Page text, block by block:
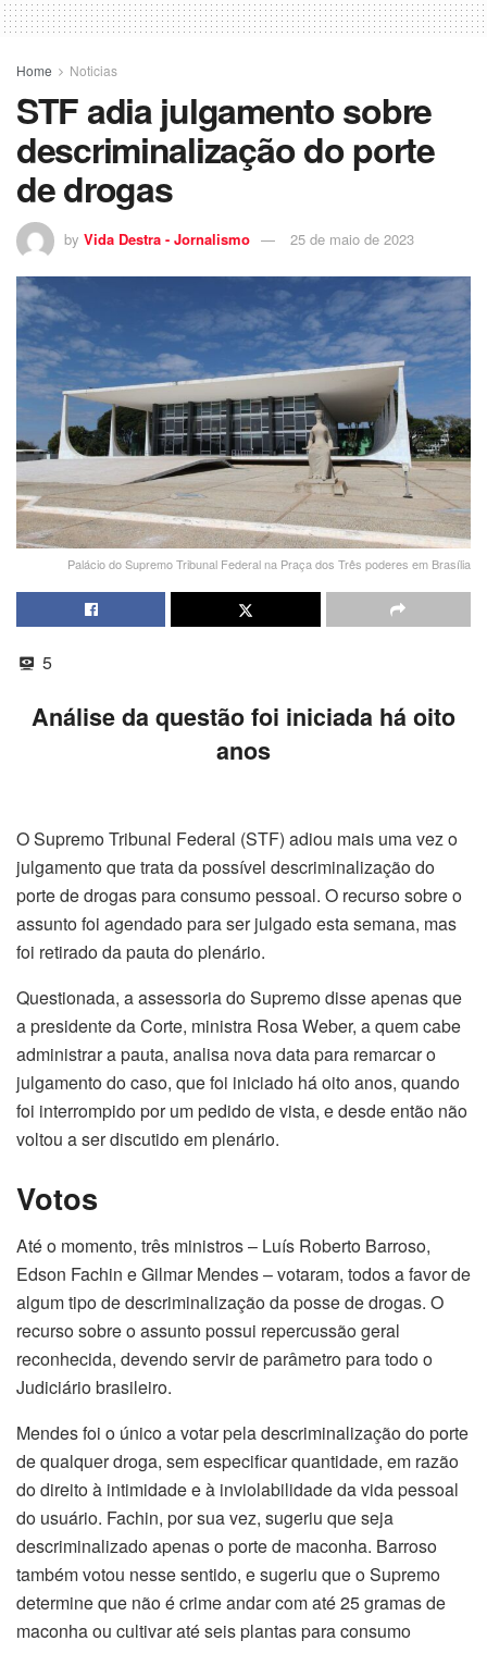
Home Noticias
STF adia julgamento sobre
descriminalização do porte
de drogas
by Vida Destra - Jornalismo 25 de maio de 2023
Palácio do Supremo Tribunal Federal na Praça dos Três poderes em Brasília
5
Análise da questão foi iniciada há oito
anos
O Supremo Tribunal Federal (STF) adiou mais uma vez o
julgamento que trata da possível descriminalização do
porte de drogas para consumo pessoal. O recurso sobre o
assunto foi agendado para ser julgado esta semana, mas
foi retirado da pauta do plenário.
Questionada, a assessoria do Supremo disse apenas que
a presidente da Corte, ministra Rosa Weber, a quem cabe
administrar a pauta, analisa nova data para remarcar o
julgamento do caso, que foi iniciado há oito anos, quando
foi interrompido por um pedido de vista, e desde então não
voltou a ser discutido em plenário.
Votos
Até o momento, três ministros – Luís Roberto Barroso,
Edson Fachin e Gilmar Mendes – votaram, todos a favor de
algum tipo de descriminalização da posse de drogas. O
recurso sobre o assunto possui repercussão geral
reconhecida, devendo servir de parâmetro para todo o
Judiciário brasileiro.
Mendes foi o único a votar pela descriminalização do porte
de qualquer droga, sem especificar quantidade, em razão
do direito à intimidade e à inviolabilidade da vida pessoal
do usuário. Fachin, por sua vez, sugeriu que seja
descriminalizado apenas o porte de maconha. Barroso
também votou nesse sentido, e sugeriu que o Supremo
determine que não é crime andar com até 25 gramas de
maconha ou cultivar até seis plantas para consumo